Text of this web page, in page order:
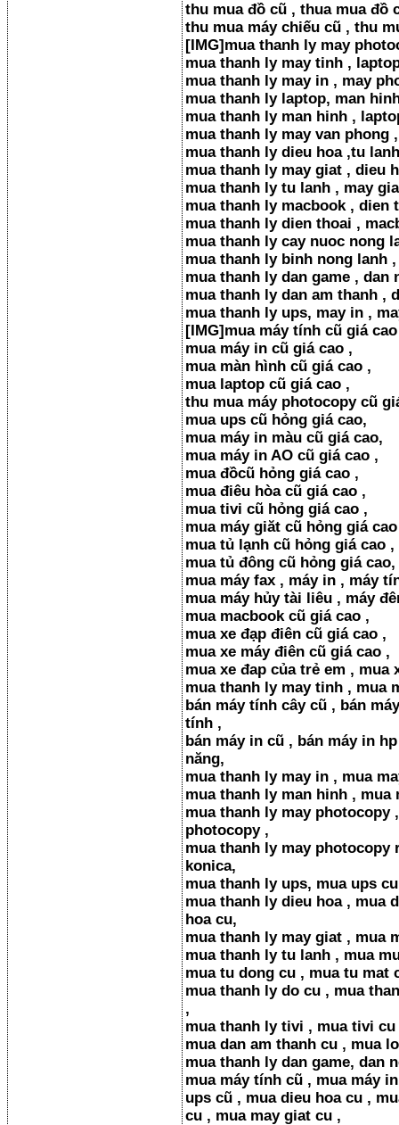
thu mua đồ cũ , thua mua đồ
thu mua máy chiếu cũ , thu
[​IMG]mua thanh ly may
mua thanh ly may tinh ,
mua thanh ly may in , may
mua thanh ly laptop, man
mua thanh ly man hinh ,
mua thanh ly may van phong ,
mua thanh ly dieu hoa ,tu
mua thanh ly may giat , dieu
mua thanh ly tu lanh , may
mua thanh ly macbook , dien
mua thanh ly dien thoai ,
mua thanh ly cay nuoc nong
mua thanh ly binh nong lanh ,
mua thanh ly dan game , dan
mua thanh ly dan am thanh ,
mua thanh ly ups, may in ,
[​IMG]mua máy tính cũ giá
mua máy in cũ giá cao ,
mua màn hình cũ giá cao ,
mua laptop cũ giá cao ,
thu mua máy photocopy cũ
mua ups cũ hỏng giá cao,
mua máy in màu cũ giá cao,
mua máy in AO cũ giá cao ,
mua đồcũ hỏng giá cao ,
mua điêu hòa cũ giá cao ,
mua tivi cũ hỏng giá cao ,
mua máy giăt cũ hỏng giá
mua tủ lạnh cũ hỏng giá cao ,
mua tủ đông cũ hỏng giá cao,
mua máy fax , máy in , máy
mua máy hủy tài liêu , máy
mua macbook cũ giá cao ,
mua xe đạp điên cũ giá cao ,
mua xe máy điên cũ giá cao ,
mua xe đap của trẻ em , mua
mua thanh ly may tinh , mua
bán máy tính cây cũ , bán
tính ,
bán máy in cũ , bán máy in
năng,
mua thanh ly may in , mua
mua thanh ly man hinh ,
mua thanh ly may photocopy
photocopy ,
mua thanh ly may
konica,
mua thanh ly ups, mua ups
mua thanh ly dieu hoa , mua
hoa cu,
mua thanh ly may giat , mua
mua thanh ly tu lanh , mua
mua tu dong cu , mua tu mat
mua thanh ly do cu , mua
,
mua thanh ly tivi , mua tivi
mua dan am thanh cu , mua
mua thanh ly dan game, dan
mua máy tính cũ , mua máy
ups cũ , mua dieu hoa cu ,
cu , mua may giat cu ,